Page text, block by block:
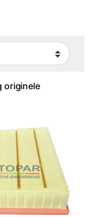
originele